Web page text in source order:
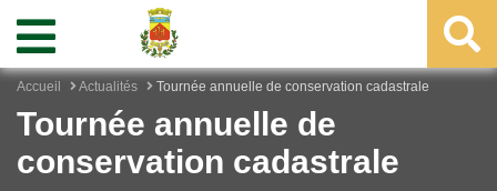
Accueil Actualités Tournée annuelle de conservation cadastrale
Tournée annuelle de
conservation cadastrale